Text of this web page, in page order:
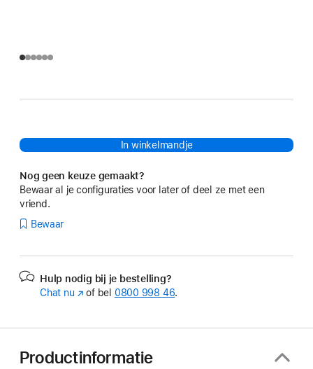
In winkelmandje
Nog geen keuze gemaakt?
Bewaar al je configuraties voor later of deel ze met een
vriend.
Bewaar
Hulp nodig bij je bestelling?
Chat nu (Wordt
of bel 0800 998 46.
Productinformatie